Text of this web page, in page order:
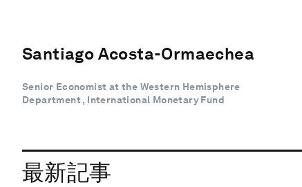
Santiago Acosta-Ormaechea
Senior Economist at the Western Hemisphere
Department , International Monetary Fund
最新記事